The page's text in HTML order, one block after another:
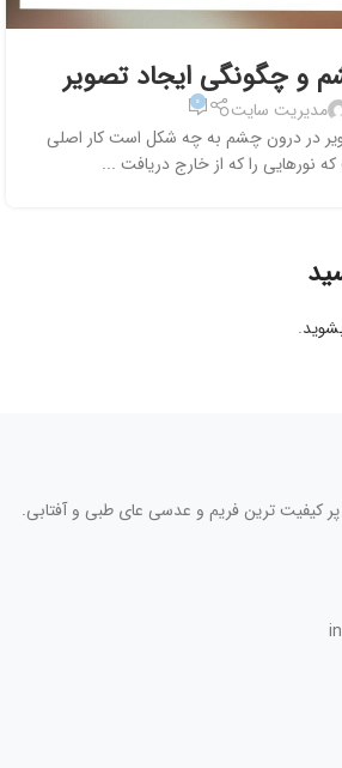
و چگونگی ایجاد تصویر
مدیریت سایت ۰
در درون چشم به چه شکل است کار اصلی
نورهایی را که از خارج دریافت ...
.
پر کیفیت ترین فریم و عدسی عای طبی و آفتابی.